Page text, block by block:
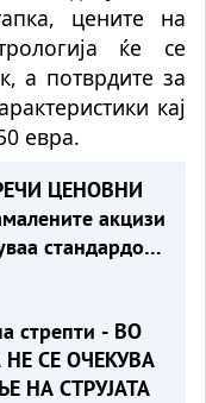
цените на
ќе се
а потврдите за
кај
евра.
ЦЕНОВНИ
акцизи
стандардот
стрепти - ВО
СЕ ОЧЕКУВА
НА СТРУЈАТА